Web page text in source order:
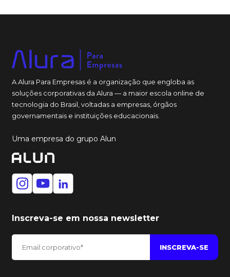
A Alura Para Empresas é a organização que engloba as
soluções corporativas da Alura — a maior escola online de
tecnologia do Brasil, voltadas a empresas, órgãos
governamentais e instituições educacionais.
Uma empresa do grupo Alun
Inscreva-se em nossa newsletter